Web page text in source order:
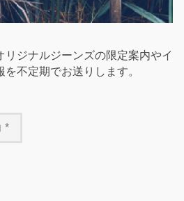
リジナルジーンズの限定案内やイ
不定期でお送りします。